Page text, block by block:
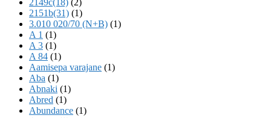
2151b(31) (1)
3.010 020/70 (N+B) (1)
A 1 (1)
A 3 (1)
A 84 (1)
Aamisepa varajane (1)
Aba (1)
Abnaki (1)
Abred (1)
Abundance (1)